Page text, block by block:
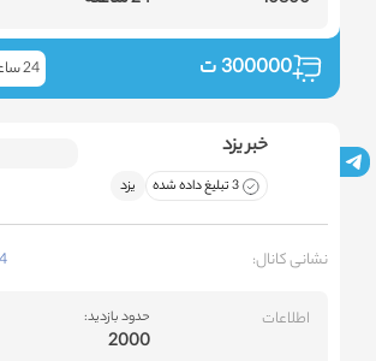
300000ت 24 ساعته
خبر یزد
3 تبلیغ داده شده یزد
نشانی کانال:
اطلاعات حدود بازدید:
2000